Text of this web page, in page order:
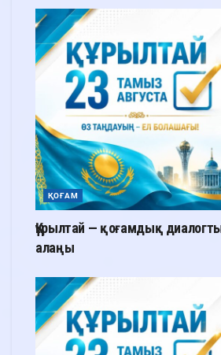
ҚОҒАМ
Құрылтай — қоғамдық
алаңы